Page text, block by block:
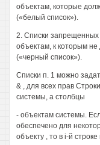
объектам, которые
(«белый список»).
2. Списки запрещенных
объектам, к которым
(«черный список»).
Списки п. 1 можно
& , для всех прав
системы, а столбцы
- объектам системы.
обеспечено для
объекту , то в i-й